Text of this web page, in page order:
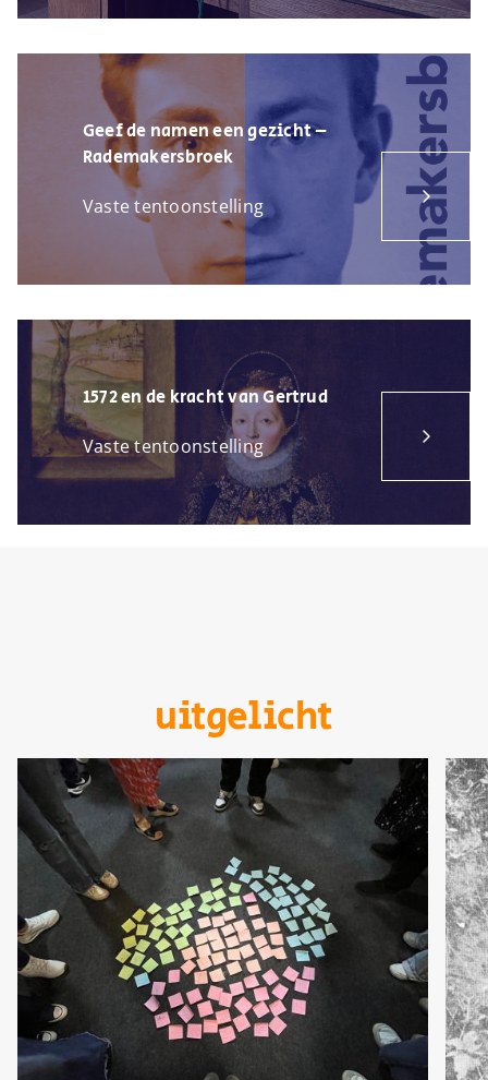
Geef de namen een gezicht –
Rademakersbroek
Vaste tentoonstelling
1572 en de kracht van Gertrud
Vaste tentoonstelling
uitgelicht